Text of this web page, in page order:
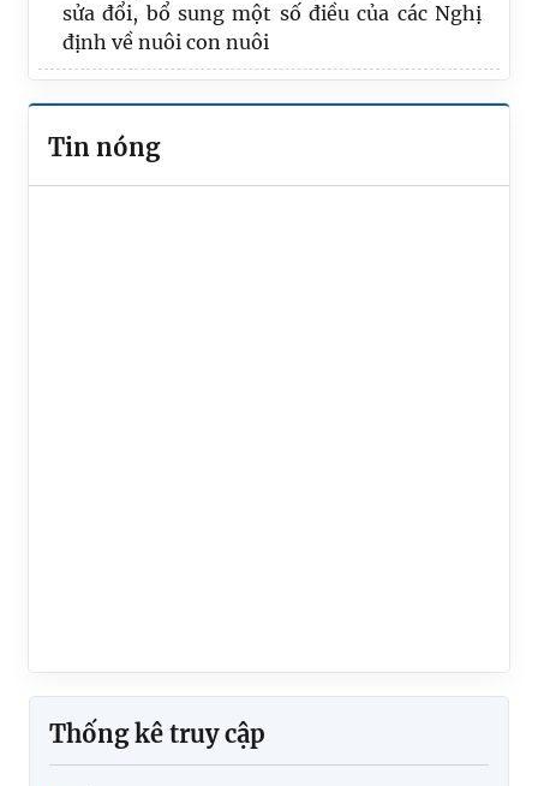
sửa đổi, bổ sung một số điều của các Nghị
định về nuôi con nuôi
hành văn bản quy phạm pháp luật trên địa
bàn tỉnh
Tin nóng
Thống kê truy cập